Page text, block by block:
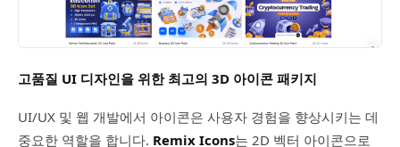
고품질 UI 디자인을 위한 최고의 3D 아이콘 패키지
UI/UX 및 웹 개발에서 아이콘은 사용자 경험을 향상시키는 데
중요한 역할을 합니다. Remix Icons는 2D 벡터 아이콘으로